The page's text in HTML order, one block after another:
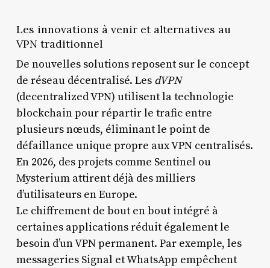
Les innovations à venir et alternatives au
VPN traditionnel
De nouvelles solutions reposent sur le concept
de réseau décentralisé. Les dVPN
(decentralized VPN) utilisent la technologie
blockchain pour répartir le trafic entre
plusieurs nœuds, éliminant le point de
défaillance unique propre aux VPN centralisés.
En 2026, des projets comme Sentinel ou
Mysterium attirent déjà des milliers
d’utilisateurs en Europe.
Le chiffrement de bout en bout intégré à
certaines applications réduit également le
besoin d’un VPN permanent. Par exemple, les
messageries Signal et WhatsApp empêchent